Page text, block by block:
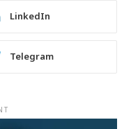
LinkedIn
Telegram